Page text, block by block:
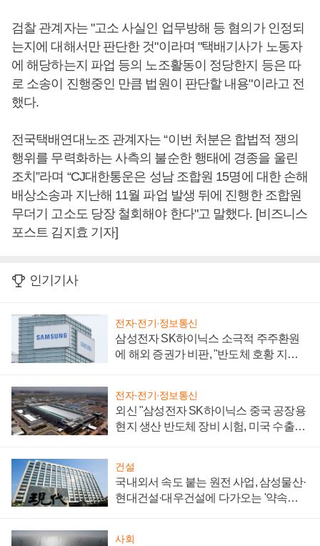
검찰 관계자는 "고소 사실인 업무방해 등 혐의가 인정되
는지에 대해서만 판단한 것"이라며 "택배기사가 노동자
에 해당하는지 파업 등의 노조활동이 정당한지 등은 따
로 소송이 진행중인 만큼 법원이 판단할 내용"이라고 전
했다.
전국택배연대노조 관계자는 “이번 처분은 합법적 쟁의
행위를 무력화하는 사측의 불순한 행태에 경종을 울린
조치”라며 “CJ대한통운은 성남 조합원 15명에 대한 손해
배상소송과 지난해 11월 파업 발생 뒤에 진행한 조합원
무더기 고소도 당장 철회해야 한다"고 말했다. [비즈니스
포스트 김지효 기자]
인기기사
전자·전기·정보통신
삼성전자 SK하이닉스 소극적 주주환원
에 해외 증권가 비판, "반도체 호황 지속
전자·전기·정보통신
외신 "삼성전자 SK하이닉스 중국 공장용
현지 생산 반도체 장비 시험, 미국 수출통
건설
국내외서 속도 붙는 원전 사업, 삼성물산·
현대건설·대우건설에 다가오는 '약속의
사회